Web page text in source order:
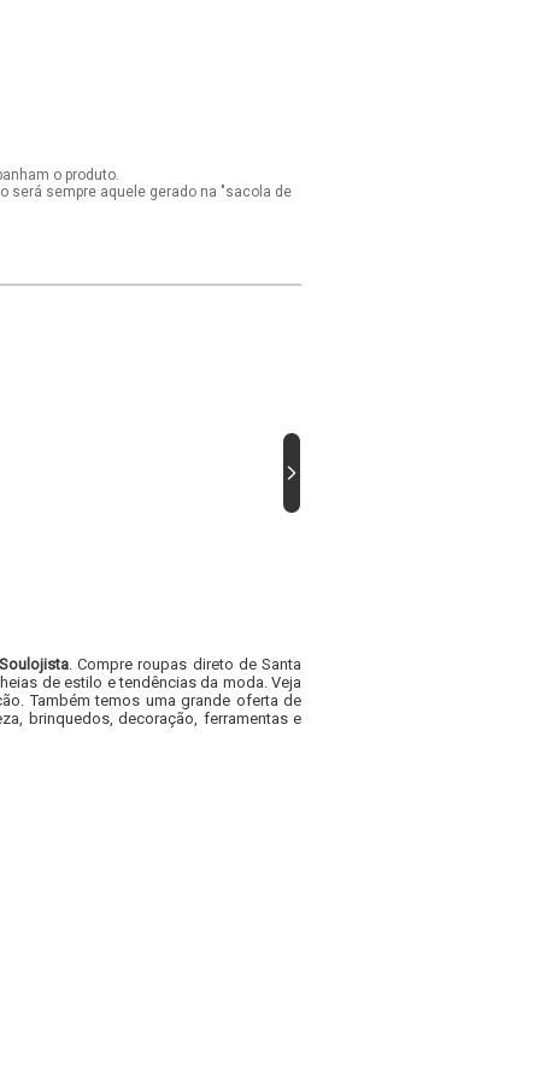
o produto.
será sempre aquele gerado na "sacola de
Soulojista. Compre roupas direto de Santa
de estilo e tendências da moda. Veja
Também temos uma grande oferta de
brinquedos, decoração, ferramentas e